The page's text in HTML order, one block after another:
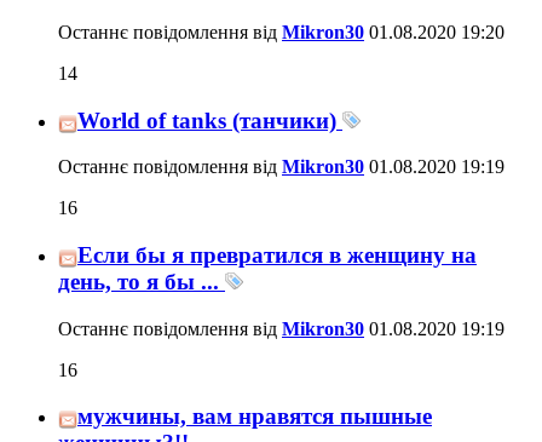
Останнє повідомлення від Mikron30 01.08.2020 19:20
14
World of tanks (танчики)
Останнє повідомлення від Mikron30 01.08.2020 19:19
16
Если бы я превратился в женщину на
день, то я бы ...
Останнє повідомлення від Mikron30 01.08.2020 19:19
16
мужчины, вам нравятся пышные